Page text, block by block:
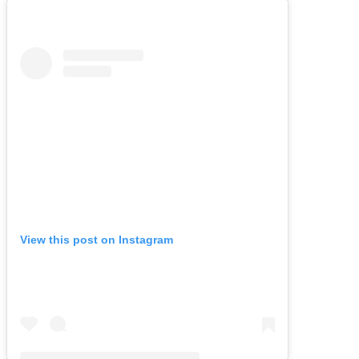
View this post on Instagram